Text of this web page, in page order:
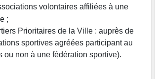
volontaires affiliées à une
;
Prioritaires de la Ville : auprès de
sportives agréées participant au
ou non à une fédération sportive).